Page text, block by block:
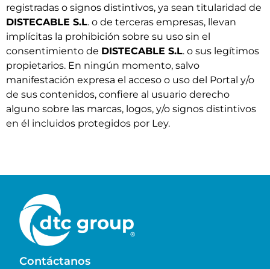
registradas o signos distintivos, ya sean titularidad de
DISTECABLE S.L. o de terceras empresas, llevan
implícitas la prohibición sobre su uso sin el
consentimiento de DISTECABLE S.L. o sus legítimos
propietarios. En ningún momento, salvo
manifestación expresa el acceso o uso del Portal y/o
de sus contenidos, confiere al usuario derecho
alguno sobre las marcas, logos, y/o signos distintivos
en él incluidos protegidos por Ley.
Contáctanos